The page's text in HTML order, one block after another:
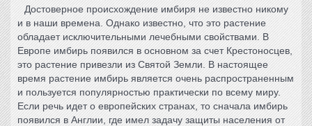
Достоверное происхождение имбиря не известно никому
и в наши времена. Однако известно, что это растение
обладает исключительными лечебными свойствами. В
Европе имбирь появился в основном за счет Крестоносцев,
это растение привезли из Святой Земли. В настоящее
время растение имбирь является очень распространенным
и пользуется популярностью практически по всему миру.
Если речь идет о европейских странах, то сначала имбирь
появился в Англии, где имел задачу защиты населения от